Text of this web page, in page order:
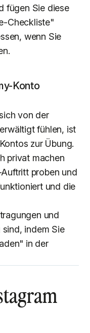
fügen Sie diese
Checkliste"
wenn Sie
Konto
von der
fühlen, ist
zur Übung.
privat machen
proben und
und die
und
indem Sie
in der